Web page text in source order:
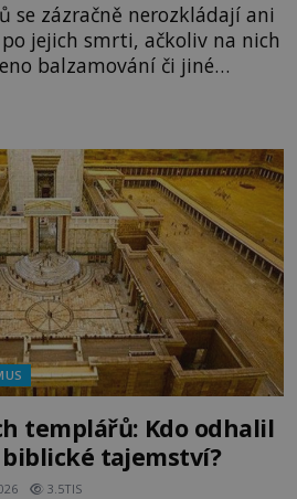
se zázračně nerozkládají ani
jejich smrti, ačkoliv na nich
balzamování či jiné
ostatky bývají
svatosti zemřelých. Jaké
templářů: Kdo odhalil
tajemství?
3.5TIS